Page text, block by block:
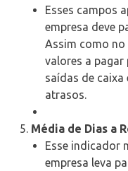
Esses campos
empresa deve
Assim como no
valores a pagar
saídas de
atrasos.
Média de Dias a
Esse indicador
empresa leva